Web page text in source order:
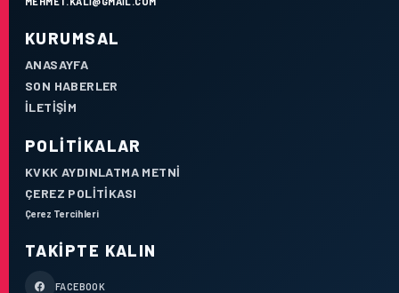
KURUMSAL
ANASAYFA
SON HABERLER
İLETIŞIM
POLITIKALAR
KVKK AYDINLATMA METNI
ÇEREZ POLITIKASI
Çerez Tercihleri
TAKIPTE KALIN
FACEBOOK